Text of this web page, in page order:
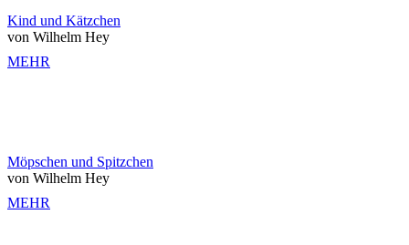
Kind und Kätzchen
von Wilhelm Hey
MEHR
Möpschen und Spitzchen
von Wilhelm Hey
MEHR